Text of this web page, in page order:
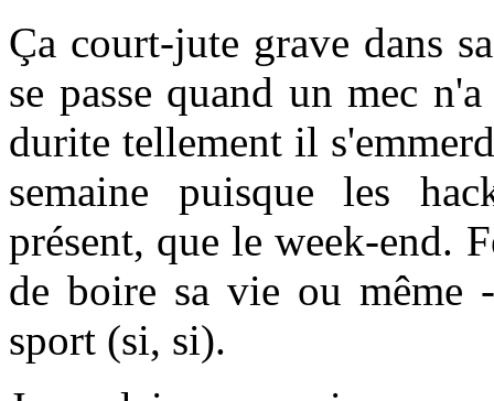
Ça court-jute grave dans
se passe quand un mec
durite tellement il
semaine puisque les
présent, que le week-end.
de boire sa vie ou
sport (si, si).